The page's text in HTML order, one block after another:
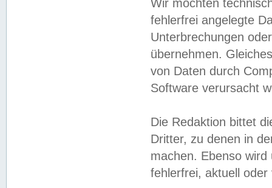
Wir möchten
fehlerfrei angelegte
Unterbrechungen
übernehmen.
von Daten durch
Software verursacht
Die Redaktion bittet
Dritter, zu denen in
machen. Ebenso
fehlerfrei, aktuell oder